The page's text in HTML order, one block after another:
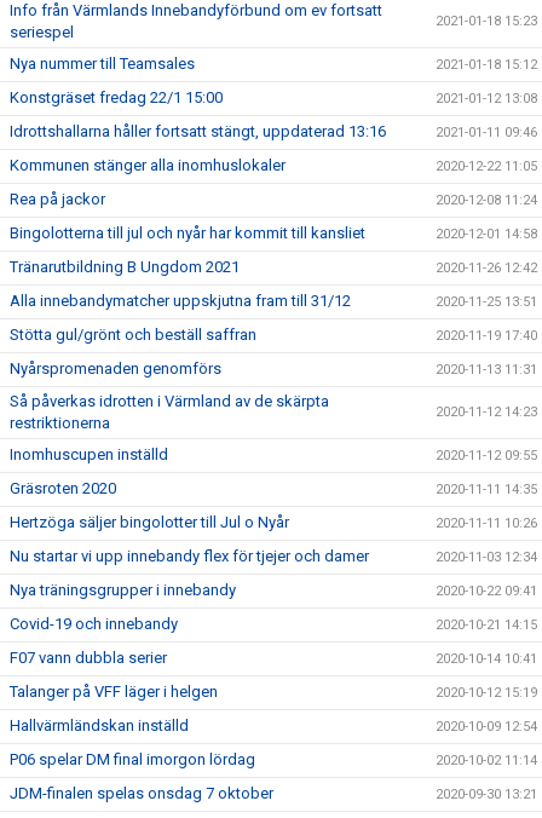
Info från Värmlands Innebandyförbund om ev fortsatt
seriespel
2021-01-18 15:23
Nya nummer till Teamsales 2021-01-18 15:12
Konstgräset fredag 22/1 15:00 2021-01-12 13:08
Idrottshallarna håller fortsatt stängt, uppdaterad 13:16 2021-01-11 09:46
Kommunen stänger alla inomhuslokaler 2020-12-22 11:05
Rea på jackor 2020-12-08 11:24
Bingolotterna till jul och nyår har kommit till kansliet 2020-12-01 14:58
Tränarutbildning B Ungdom 2021 2020-11-26 12:42
Alla innebandymatcher uppskjutna fram till 31/12 2020-11-25 13:51
Stötta gul/grönt och beställ saffran 2020-11-19 17:40
Nyårspromenaden genomförs 2020-11-13 11:31
Så påverkas idrotten i Värmland av de skärpta
restriktionerna
2020-11-12 14:23
Inomhuscupen inställd 2020-11-12 09:55
Gräsroten 2020 2020-11-11 14:35
Hertzöga säljer bingolotter till Jul o Nyår 2020-11-11 10:26
Nu startar vi upp innebandy flex för tjejer och damer 2020-11-03 12:34
Nya träningsgrupper i innebandy 2020-10-22 09:41
Covid-19 och innebandy 2020-10-21 14:15
F07 vann dubbla serier 2020-10-14 10:41
Talanger på VFF läger i helgen 2020-10-12 15:19
Hallvärmländskan inställd 2020-10-09 12:54
P06 spelar DM final imorgon lördag 2020-10-02 11:14
JDM-finalen spelas onsdag 7 oktober 2020-09-30 13:21